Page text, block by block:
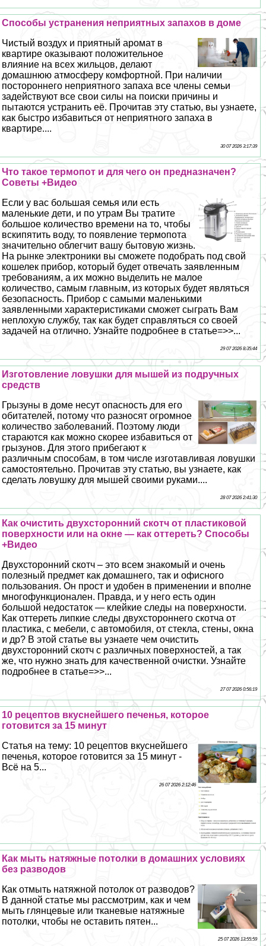
Способы устранения неприятных запахов в доме
Чистый воздух и приятный аромат в
квартире оказывают положительное
влияние на всех жильцов, делают
домашнюю атмосферу комфортной. При наличии
постороннего неприятного запаха все члeны семьи
задействуют все свои силы на поиски причины и
пытаются устранить её. Прочитав эту статью, вы узнаете,
как быстро избавиться от неприятного запаха в
квартире....
30 07 2026 3:17:39
Что такое термопот и для чего он предназначен?
Советы +Видео
Если у вас большая семья или есть
маленькие дети, и по утрам Вы тратите
большое количество времени на то, чтобы
вскипятить воду, то появление термопота
значительно облегчит вашу бытовую жизнь.
На рынке электроники вы сможете подобрать под свой
кошелек прибор, который будет отвечать заявленным
требованиям, а их можно выделить не малое
количество, самым главным, из которых будет являться
безопасность. Прибор с самыми маленькими
заявленными хаpaктеристиками сможет сыграть Вам
неплохую службу, так как будет справляться со своей
задачей на отлично. Узнайте подробнее в статье=>>...
29 07 2026 8:35:44
Изготовление ловушки для мышей из подручных
средств
Грызуны в доме несут опасность для его
обитателей, потому что разносят огромное
количество заболеваний. Поэтому люди
стараются как можно скорее избавиться от
грызунов. Для этого прибегают к
различным способам, в том числе изготавливая ловушки
самостоятельно. Прочитав эту статью, вы узнаете, как
сделать ловушку для мышей своими руками....
28 07 2026 2:41:30
Как очистить двухсторонний скотч от пластиковой
поверхности или на окне — как оттереть? Способы
+Видео
Двухсторонний скотч – это всем знакомый и очень
полезный предмет как домашнего, так и офисного
пользования. Он прост и удобен в применении и вполне
многофункционален. Правда, и у него есть один
большой недостаток — клейкие следы на поверхности.
Как оттереть липкие следы двухстороннего скотча от
пластика, с мебели, с автомобиля, от стекла, стены, окна
и др? В этой статье вы узнаете чем очистить
двухсторонний скотч с различных поверхностей, а так
же, что нужно знать для качественной очистки. Узнайте
подробнее в статье=>>...
27 07 2026 0:56:19
10 рецептов вкуснейшего печенья, которое
готовится за 15 минут
Статья на тему: 10 рецептов вкуснейшего
печенья, которое готовится за 15 минут -
Всё на 5...
26 07 2026 2:12:46
Как мыть натяжные потолки в домашних условиях
без разводов
Как отмыть натяжной потолок от разводов?
В данной статье мы рассмотрим, как и чем
мыть глянцевые или тканевые натяжные
потолки, чтобы не оставить пятен...
25 07 2026 13:55:59